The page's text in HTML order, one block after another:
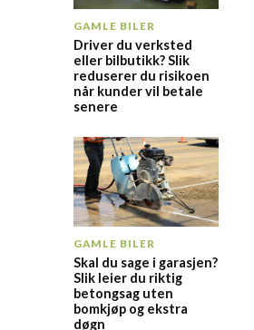
GAMLE BILER
Driver du verksted
eller bilbutikk? Slik
reduserer du risikoen
når kunder vil betale
senere
GAMLE BILER
Skal du sage i garasjen?
Slik leier du riktig
betongsag uten
bomkjøp og ekstra
døgn